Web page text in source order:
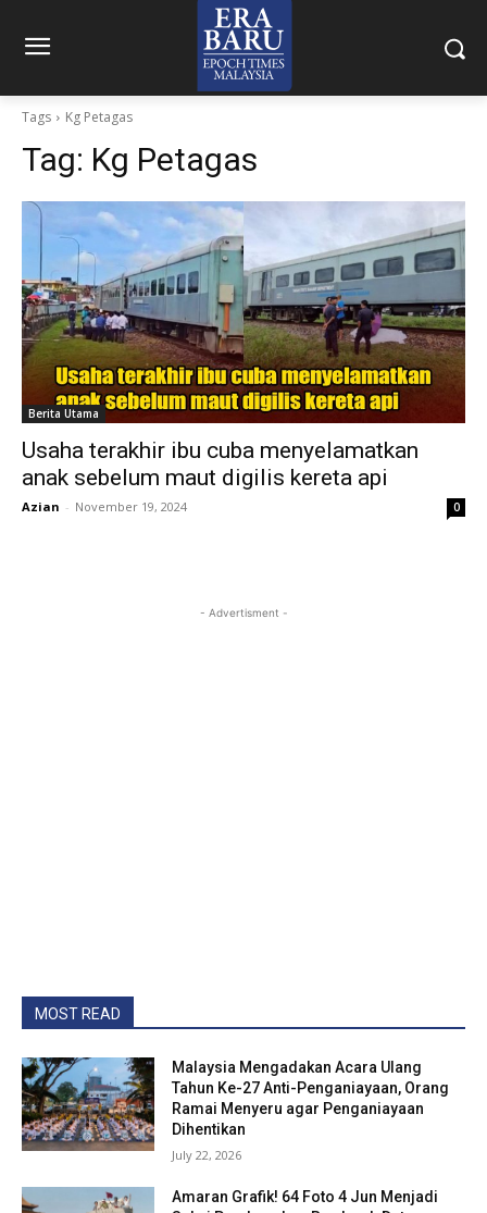
Tags Kg Petagas
Tag: Kg Petagas
Berita Utama
Usaha terakhir ibu cuba menyelamatkan
anak sebelum maut digilis kereta api
Azian - November 19, 2024 0
- Advertisment -
MOST READ
Malaysia Mengadakan Acara Ulang
Tahun Ke-27 Anti-Penganiayaan, Orang
Ramai Menyeru agar Penganiayaan
Dihentikan
July 22, 2026
Amaran Grafik! 64 Foto 4 Jun Menjadi